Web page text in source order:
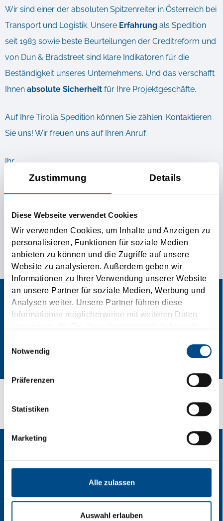
Zustimmung Details
Diese Webseite verwendet Cookies
Wir verwenden Cookies, um Inhalte und Anzeigen zu
personalisieren, Funktionen für soziale Medien
anbieten zu können und die Zugriffe auf unsere
Website zu analysieren. Außerdem geben wir
Informationen zu Ihrer Verwendung unserer Website
an unsere Partner für soziale Medien, Werbung und
Analysen weiter. Unsere Partner führen diese
Informationen möglicherweise mit weiteren Daten
zusammen, die Sie ihnen bereitgestellt haben oder
gesammelt haben.
Notwendig
Präferenzen
Statistiken
Marketing
Alle zulassen
Auswahl erlauben
Wir sind einer der absoluten Spitzenreiter in Österreich bei
Transport und Logistik. Unsere Erfahrung als Spedition
seit 1983 sowie beste Beurteilungen der Creditreform und
von Dun & Bradstreet sind klare Indikatoren für die
Beständigkeit unseres Unternehmens. Und das verschafft
Ihnen absolute Sicherheit für Ihre Projektgeschäfte.
Auf Ihre Tirolia Spedition können Sie zählen. Kontaktieren
Sie uns! Wir freuen uns auf Ihren Anruf.
Ihr
Tirolia-Team
Weiterführende Infos
DIE BESONDERE KONTAKTANZEIGE FÜR IHRE
TRANSPORTWÜNSCHE!